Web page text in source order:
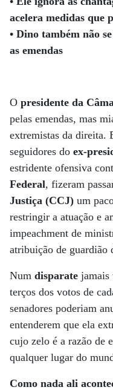
acelera medidas que
• Dino também não
as emendas
O presidente da
pelas emendas, mas
extremistas da direita.
seguidores do ex-
estridente ofensiva
Federal, fizeram
Justiça (CCJ) um
restringir a atuação e
impeachment de
atribuição de guardião
Num disparate jamais
terços dos votos de
senadores poderiam
entenderem que ela
cujo zelo é a razão de
qualquer lugar do
Como nada ali